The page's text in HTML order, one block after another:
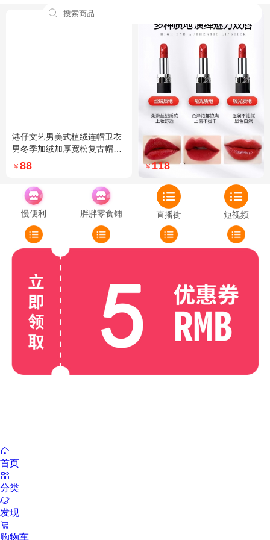
港仔文艺男美式植绒连帽卫衣
男冬季加绒加厚宽松复古帽衫
外套 XXL 加绒 5XL 灰色加绒
￥ 88
Dior迪奥全新烈艳蓝金口红品
牌授权经典藤格纹饰带丝绒质
地999色号传奇红唇哑光 哑光
￥118
慢便利 胖胖零食铺 直播街 短视频

首页

分类

发现

购物车